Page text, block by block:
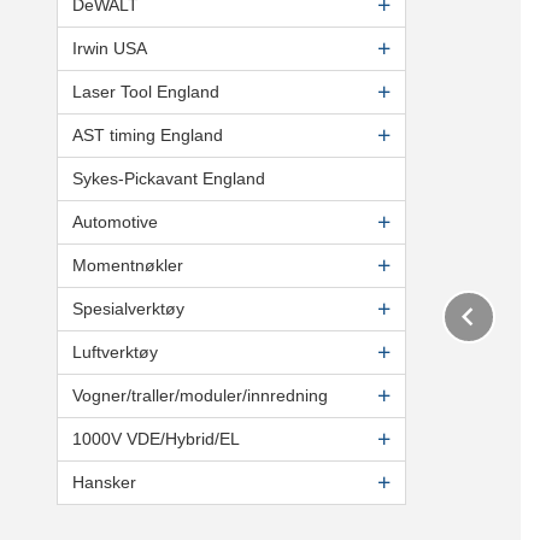
DeWALT
Irwin USA
Laser Tool England
AST timing England
Sykes-Pickavant England
Automotive
Momentnøkler
Spesialverktøy
Luftverktøy
Vogner/traller/moduler/innredning
1000V VDE/Hybrid/EL
Hansker